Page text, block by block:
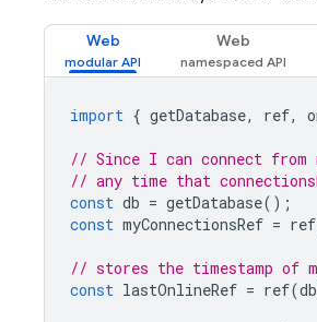
Web Web
import { getDatabase, ref,
// Since I can connect from
// any time that
const db = getDatabase();
const myConnectionsRef = ref
// stores the timestamp of
const lastOnlineRef = ref(db